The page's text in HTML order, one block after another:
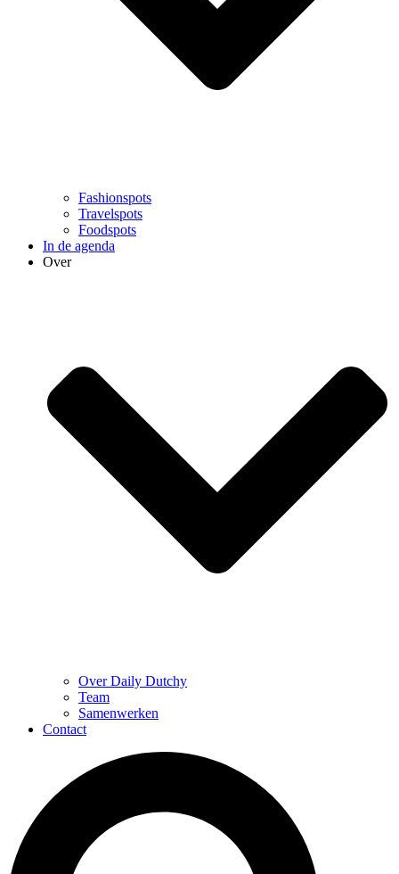
Fashionspots
Travelspots
Foodspots
In de agenda
Over
Over Daily Dutchy
Team
Samenwerken
Contact